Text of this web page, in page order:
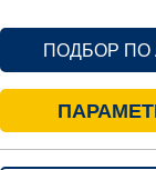
ПОДБОР ПО